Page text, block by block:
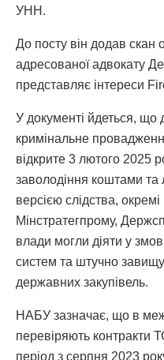
УНН.
До посту він додав скан
адресованої адвокату
представляє інтереси
У документі йдеться, що
кримінальне
відкрите 3 лютого 2025
заволодіння коштами та
версією слідства,
Мінстратегпрому,
влади могли діяти у
систем та штучно
державних закупівель.
НАБУ зазначає, що в
перевіряють контракти
період з серпня 2023